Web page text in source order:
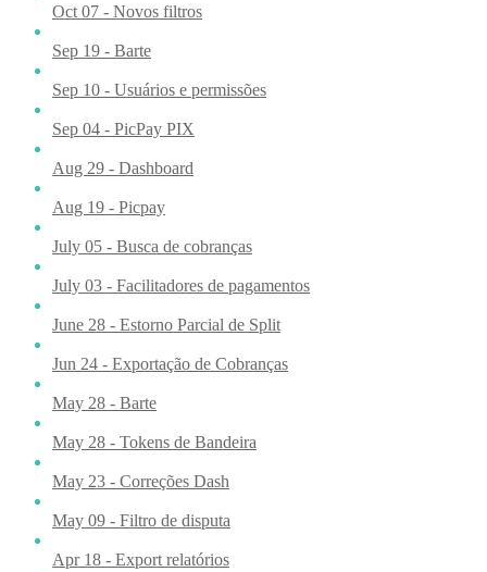
Oct 07 - Novos filtros
Sep 19 - Barte
Sep 10 - Usuários e permissões
Sep 04 - PicPay PIX
Aug 29 - Dashboard
Aug 19 - Picpay
July 05 - Busca de cobranças
July 03 - Facilitadores de pagamentos
June 28 - Estorno Parcial de Split
Jun 24 - Exportação de Cobranças
May 28 - Barte
May 28 - Tokens de Bandeira
May 23 - Correções Dash
May 09 - Filtro de disputa
Apr 18 - Export relatórios